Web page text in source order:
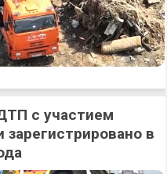
с участием
в